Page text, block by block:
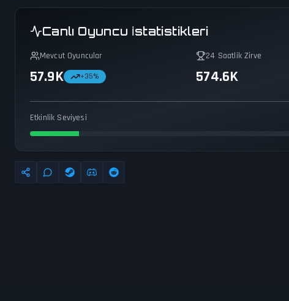
Canlı Oyuncu İstatistikleri
Mevcut Oyuncular
57.9K +35%
24 Saatlik Zirve
574.6K
Etkinlik Seviyesi